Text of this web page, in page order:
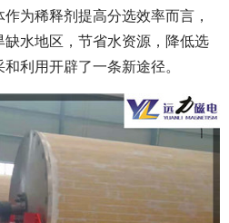
为稀释剂提高分选效率而言，
水地区，节省水资源，降低选
利用开辟了一条新途径。